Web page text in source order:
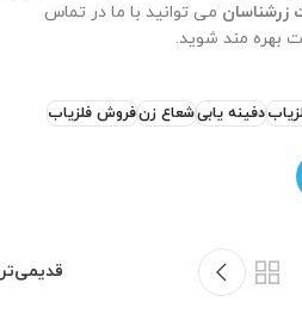
زرشناسان می توانید با ما در تماس
بهره مند شوید.
دفینه یابیشعاع زنفروش فلزیاب
قدیمی‌تر